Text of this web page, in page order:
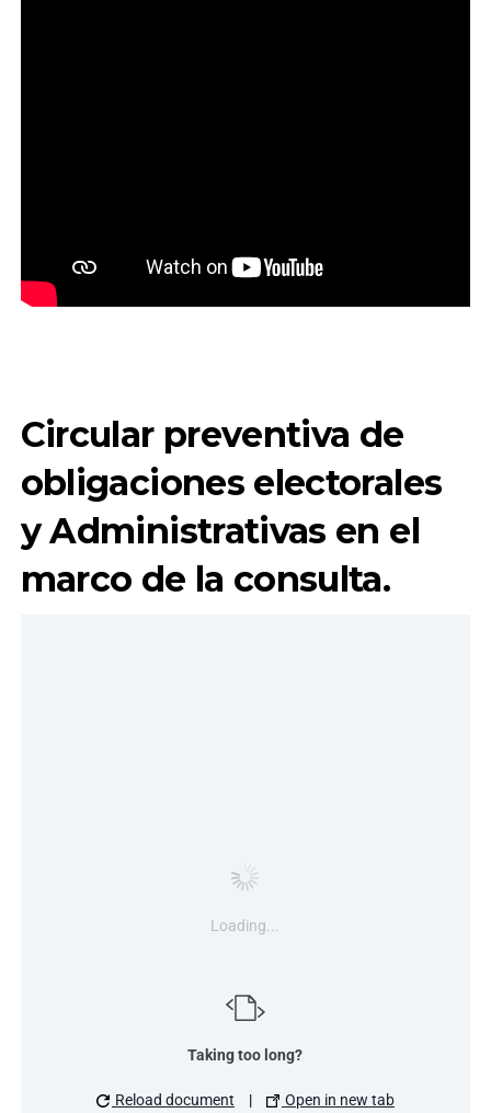
Circular preventiva de
obligaciones electorales
y Administrativas en el
marco de la consulta.
Loading...
Taking too long?
Reload document | Open in new tab